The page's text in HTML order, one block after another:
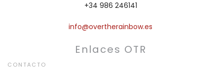
+34 986 246141
info@overtherainbow.es
Enlaces OTR
CONTACTO